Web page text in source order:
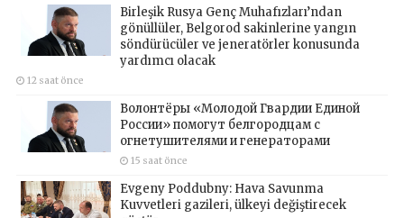
Birleşik Rusya Genç Muhafızları’ndan
gönüllüler, Belgorod sakinlerine yangın
söndürücüler ve jeneratörler konusunda
yardımcı olacak
12 saat önce
Волонтёры «Молодой Гвардии Единой
России» помогут белгородцам с
огнетушителями и генераторами
15 saat önce
Evgeny Poddubny: Hava Savunma
Kuvvetleri gazileri, ülkeyi değiştirecek